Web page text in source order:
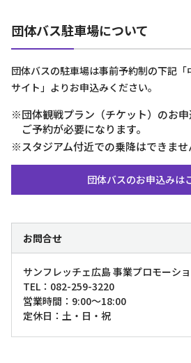
団体バス駐車場について
団体バスの駐車場は事前予約制の下記
サイト」よりお申込みください。
※団体観戦プラン（チケット）のお
ご予約が必要になります。
※スタジアム付近での乗降はできませ
団体バスのお申込みは
お問合せ
サンフレッチェ広島 事業プロモーシ
TEL：082-259-3220
営業時間：9:00～18:00
定休日：土・日・祝